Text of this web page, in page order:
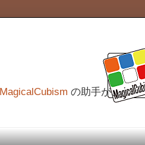
MagicalCubism の助手が、